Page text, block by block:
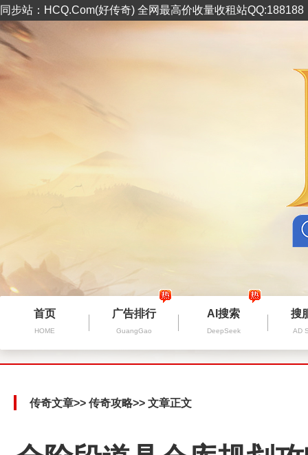
同步站：HCQ.Com(好传奇) 全网最高价收量收租站
首页
HOME
广告排行
GuangGao
AI搜索
DeepSeek
搜
AD
传奇文章>> 传奇攻略>> 文章正文